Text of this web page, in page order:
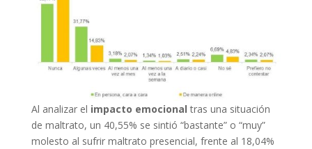
Al analizar el impacto emocional tras una situación
de maltrato, un 40,55% se sintió “bastante” o “muy”
molesto al sufrir maltrato presencial, frente al 18,04%